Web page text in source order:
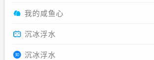
我的咸鱼心
沉冰浮水
沉冰浮水